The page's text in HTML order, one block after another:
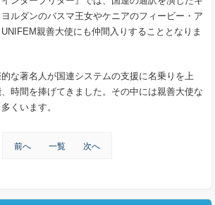
ルダンのバスマ王女やケニアのフィービー・ア
親善大使にも仲間入りすることとなりま
な著名人が国連システムの支援に名乗りを上
時間を捧げてきました。その中には親善大使な
くいます。
前へ 一覧 次へ